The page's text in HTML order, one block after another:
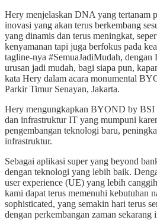
Hery menjelaskan DNA yang tertanam
inovasi yang akan terus berkembang
yang dinamis dan terus meningkat,
kenyamanan tapi juga berfokus pada
tagline-nya #SemuaJadiMudah,
urusan jadi mudah, bagi siapa pun,
kata Hery dalam acara monumental
Parkir Timur Senayan, Jakarta.
Hery mengungkapkan BYOND by BSI
dan infrastruktur IT yang mumpuni
pengembangan teknologi baru,
infrastruktur.
Sebagai aplikasi super yang beyond
dengan teknologi yang lebih baik.
user experience (UE) yang lebih
kami dapat terus memenuhi kebutuhan
sophisticated, yang semakin hari terus
dengan perkembangan zaman sekarang